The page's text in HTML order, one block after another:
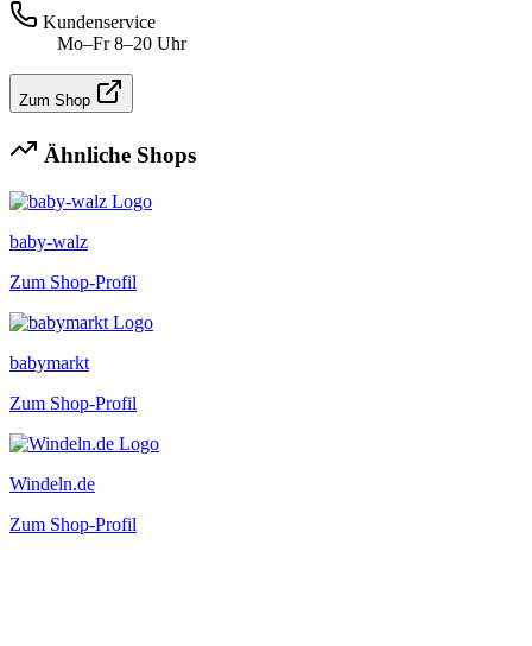
Kundenservice
Mo–Fr 8–20 Uhr
Zum Shop
Ähnliche Shops
baby-walz
Zum Shop-Profil
babymarkt
Zum Shop-Profil
Windeln.de
Zum Shop-Profil